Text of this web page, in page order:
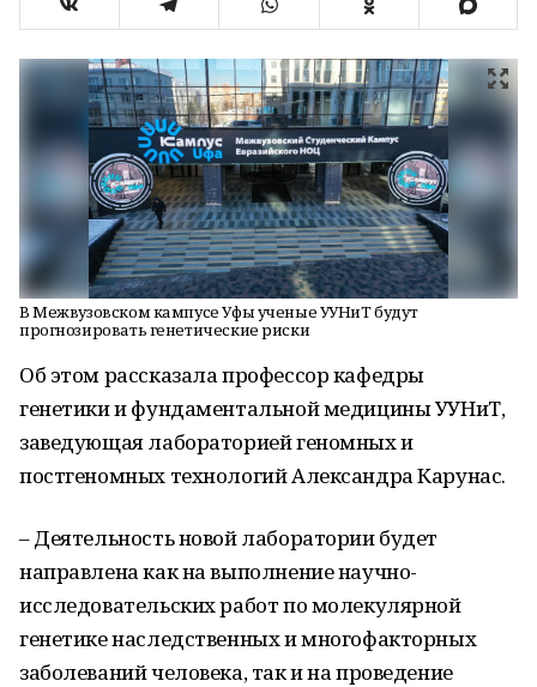
В Межвузовском кампусе Уфы ученые УУНиТ будут
прогнозировать генетические риски
Об этом рассказала профессор кафедры
генетики и фундаментальной медицины УУНиТ,
заведующая лабораторией геномных и
постгеномных технологий Александра Карунас.
– Деятельность новой лаборатории будет
направлена как на выполнение научно-
исследовательских работ по молекулярной
генетике наследственных и многофакторных
заболеваний человека, так и на проведение